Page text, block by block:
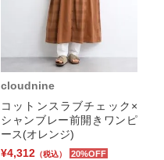
cloudnine
コットンスラブチェック×
シャンブレー前開きワンピ
ース(オレンジ)
¥4,312 （税込） 20%OFF